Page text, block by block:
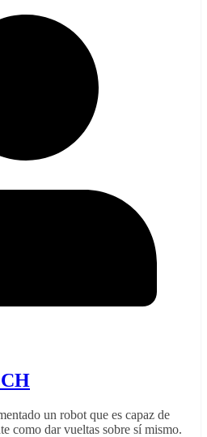
un robot que es capaz de
como dar vueltas sobre sí mismo.